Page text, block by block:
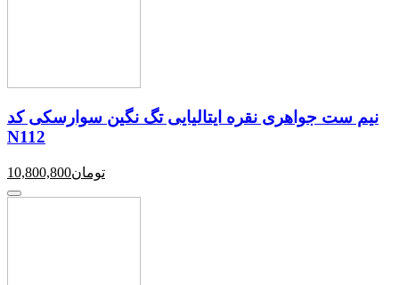
نیم ست جواهری نقره ایتالیایی تگ نگین سوارسکی کد
N112
10,800,800تومان